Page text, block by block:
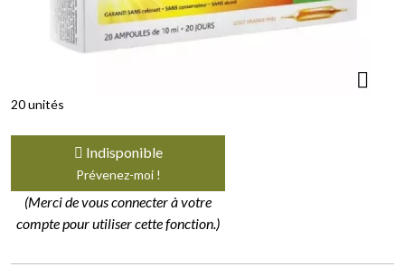
20 unités
Indisponible
Prévenez-moi !
(Merci de vous connecter à votre
compte pour utiliser cette fonction.)